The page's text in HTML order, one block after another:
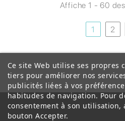
Affiche 1 - 60
1 2
Ce site Web utilise ses propres
tiers pour améliorer nos
publicités liées à vos
habitudes de navigation. Pour
consentement à son utilisation,
bouton Accepter.